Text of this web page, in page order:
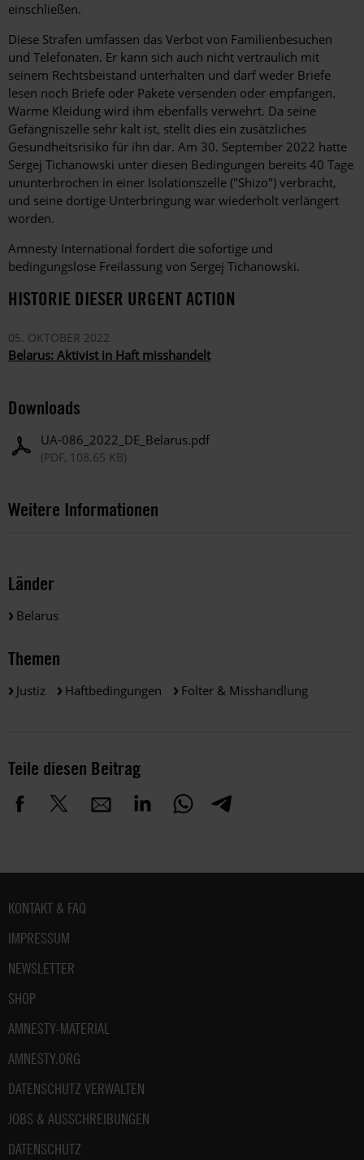
einschließen.
Diese Strafen umfassen das Verbot von Familienbesuchen
und Telefonaten. Er kann sich auch nicht vertraulich mit
seinem Rechtsbeistand unterhalten und darf weder Briefe
lesen noch Briefe oder Pakete versenden oder empfangen.
Warme Kleidung wird ihm ebenfalls verwehrt. Da seine
Gefängniszelle sehr kalt ist, stellt dies ein zusätzliches
Gesundheitsrisiko für ihn dar. Am 30. September 2022 hatte
Sergej Tichanowski unter diesen Bedingungen bereits 40 Tage
ununterbrochen in einer Isolationszelle ("Shizo") verbracht,
und seine dortige Unterbringung war wiederholt verlängert
worden.
Amnesty International fordert die sofortige und
bedingungslose Freilassung von Sergej Tichanowski.
HISTORIE DIESER URGENT ACTION
05. OKTOBER 2022
Belarus: Aktivist in Haft misshandelt
Downloads
UA-086_2022_DE_Belarus.pdf
(PDF, 108.65 KB)
Weitere Informationen
Länder
Belarus
Themen
Justiz Haftbedingungen Folter & Misshandlung
Teile diesen Beitrag
Fußbereich
KONTAKT & FAQ
IMPRESSUM
NEWSLETTER
SHOP
AMNESTY-MATERIAL
AMNESTY.ORG
DATENSCHUTZ VERWALTEN
JOBS & AUSSCHREIBUNGEN
DATENSCHUTZ